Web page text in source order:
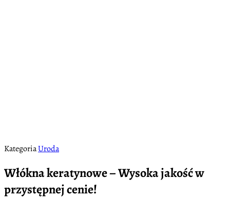
KategoriaUroda
Włókna keratynowe – Wysoka jakość w
przystępnej cenie!